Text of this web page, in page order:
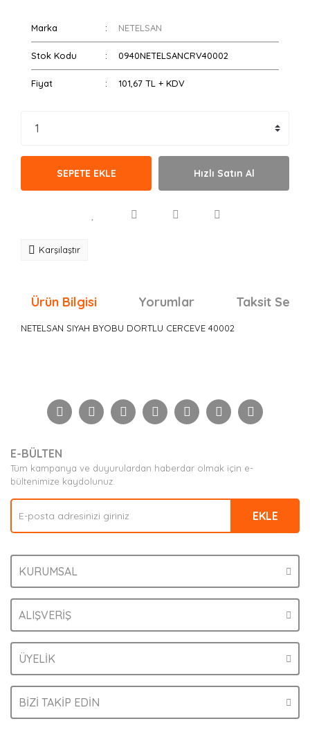
Marka NETELSAN
Stok Kodu 0940NETELSANCRV40002
Fiyat 101,67 TL + KDV
SEPETE EKLE Hızlı Satın Al
Karşılaştır
Ürün Bilgisi Yorumlar Taksit
NETELSAN SIYAH BYOBU DORTLU CERCEVE 40002
Yorum Yaz
Görüş ve önerileriniz için teşekkür ederiz.
Ürün açıklamasında eksik bilgiler bulunuyor.
Ürün bilgilerinde hatalar bulunuyor.
Ürün fiyatı diğer sitelerden daha pahalı.
Bu ürüne benzer farklı alternatifler olmalı.
E-BÜLTEN
Tüm kampanya ve duyurulardan haberdar olmak için e-
bültenimize kaydolunuz.
EKLE
KURUMSAL
ALIŞVERİŞ
ÜYELİK
BİZİ TAKİP EDİN